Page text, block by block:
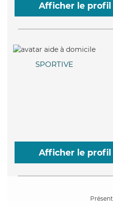
Afficher le profil
SPORTIVE
Afficher le profil